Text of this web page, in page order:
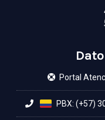
Portal
PBX: (+57)